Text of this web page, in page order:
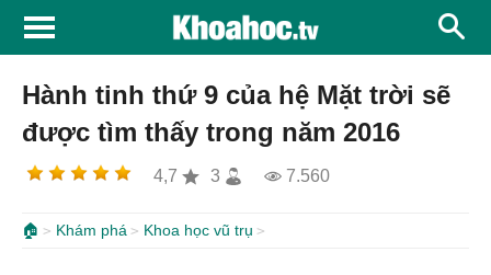
Hành tinh thứ 9 của hệ Mặt trời sẽ
được tìm thấy trong năm 2016
4,7 3 7.560
🏠 Khám phá Khoa học vũ trụ